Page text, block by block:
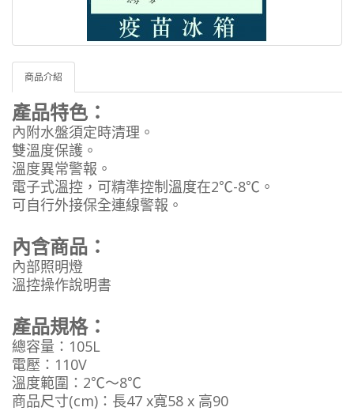
商品介紹
產品特色：
內附水盤須定時清理。
雙溫度保護。
溫度異常警報。
電子式溫控，可精準控制溫度在2℃-8℃。
可自行外接保全連線警報。
內含商品：
內部照明燈
溫控操作說明書
產品規格：
總容量：105L
電壓：110V
溫度範圍：2℃～8℃
商品尺寸(cm)：長47 x寬58 x 高90